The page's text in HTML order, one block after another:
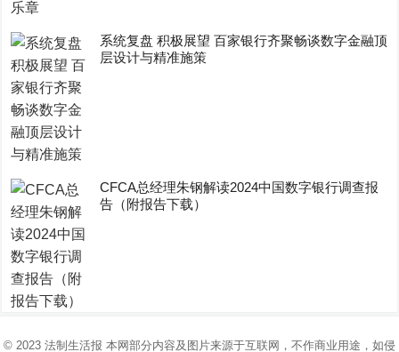
系统复盘 积极展望 百家银行齐聚畅谈数字金融顶
层设计与精准施策
CFCA总经理朱钢解读2024中国数字银行调查报
告（附报告下载）
© 2023 法制生活报 本网部分内容及图片来源于互联网，不作商业用途，如侵